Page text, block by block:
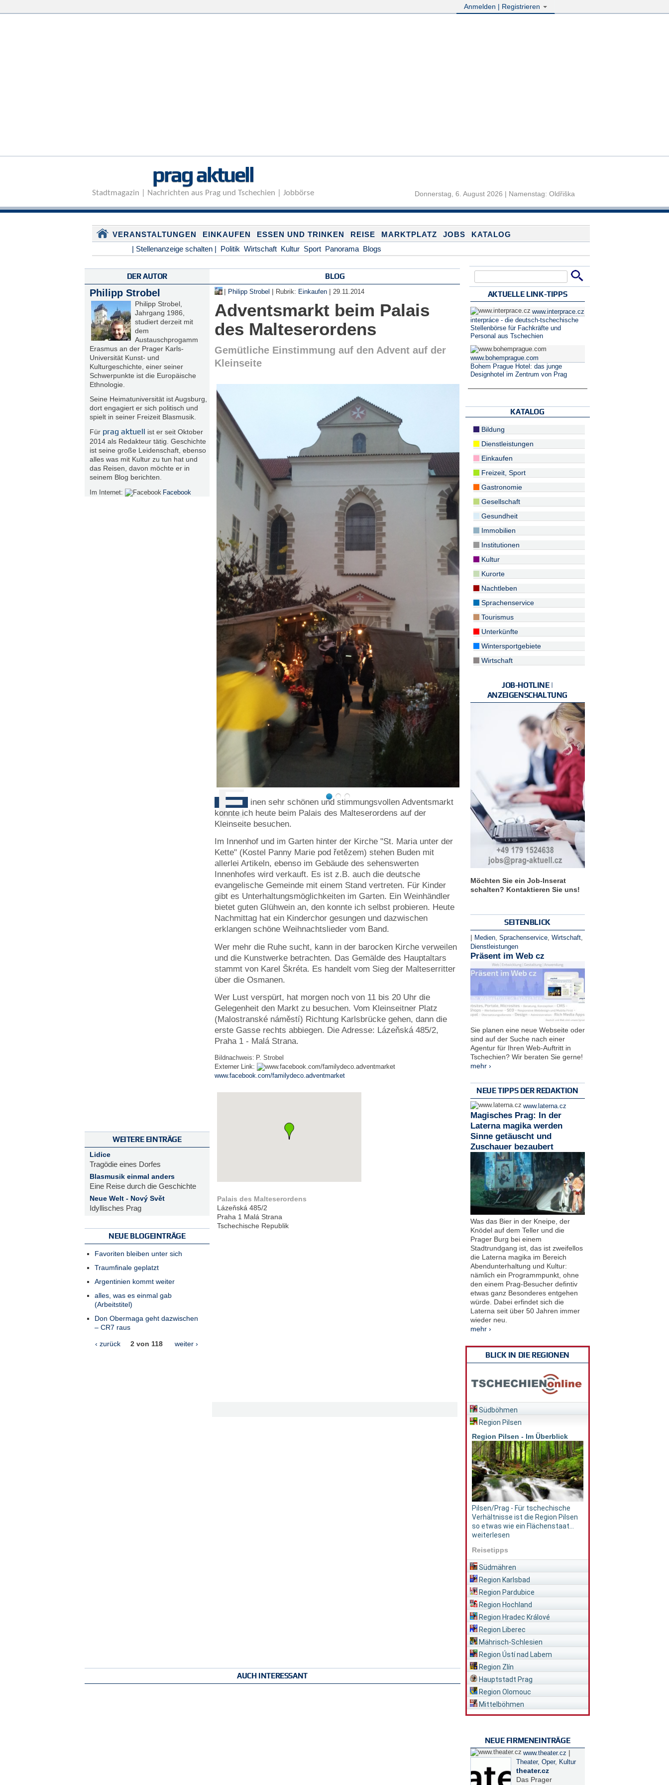
Anmelden | Registrieren
prag aktuell
Stadtmagazin | Nachrichten aus Prag und Tschechien | Jobbörse Donnerstag, 6. August 2026 | Namenstag: Oldřiška
VERANSTALTUNGEN EINKAUFEN ESSEN UND TRINKEN REISE MARKTPLATZ JOBS
KATALOG
| Stellenanzeige schalten | Politik Wirtschaft Kultur Sport Panorama Blogs
DER AUTOR
Philipp Strobel
Philipp Strobel,
Jahrgang 1986,
studiert derzeit mit
dem
Austauschprogamm
Erasmus an der Prager Karls-
Universität Kunst- und
Kulturgeschichte, einer seiner
Schwerpunkte ist die Europäische
Ethnologie.
Seine Heimatuniversität ist Augsburg,
dort engagiert er sich politisch und
spielt in seiner Freizeit Blasmusik.
Für prag aktuell ist er seit Oktober
2014 als Redakteur tätig. Geschichte
ist seine große Leidenschaft, ebenso
alles was mit Kultur zu tun hat und
das Reisen, davon möchte er in
seinem Blog berichten.
Im Internet: Facebook
WEITERE EINTRÄGE
Lidice
Tragödie eines Dorfes
Blasmusik einmal anders
Eine Reise durch die Geschichte
Neue Welt - Nový Svět
Idyllisches Prag
NEUE BLOGEINTRÄGE
Favoriten bleiben unter sich
Traumfinale geplatzt
Argentinien kommt weiter
alles, was es einmal gab
(Arbeitstitel)
Don Obermaga geht dazwischen
– CR7 raus
‹ zurück 2 von 118 weiter ›
BLOG
| Philipp Strobel | Rubrik: Einkaufen | 29.11.2014
Adventsmarkt beim Palais
des Malteserordens
Gemütliche Einstimmung auf den Advent auf der
Kleinseite
E inen sehr schönen und stimmungsvollen Adventsmarkt
konnte ich heute beim Palais des Malteserordens auf der
Kleinseite besuchen.
Im Innenhof und im Garten hinter der Kirche "St. Maria unter der
Kette" (Kostel Panny Marie pod řetězem) stehen Buden mit
allerlei Artikeln, ebenso im Gebäude des sehenswerten
Innenhofes wird verkauft. Es ist z.B. auch die deutsche
evangelische Gemeinde mit einem Stand vertreten. Für Kinder
gibt es Unterhaltungsmöglichkeiten im Garten. Ein Weinhändler
bietet guten Glühwein an, den konnte ich selbst probieren. Heute
Nachmittag hat ein Kinderchor gesungen und dazwischen
erklangen schöne Weihnachtslieder vom Band.
Wer mehr die Ruhe sucht, kann in der barocken Kirche verweilen
und die Kunstwerke betrachten. Das Gemälde des Hauptaltars
stammt von Karel Škréta. Es handelt vom Sieg der Malteserritter
über die Osmanen.
Wer Lust verspürt, hat morgen noch von 11 bis 20 Uhr die
Gelegenheit den Markt zu besuchen. Vom Kleinseitner Platz
(Malostranské náměstí) Richtung Karlsbrücke gehen, dann die
erste Gasse rechts abbiegen. Die Adresse: Lázeňská 485/2,
Praha 1 - Malá Strana.
Bildnachweis: P. Strobel
Externer Link:
www.facebook.com/familydeco.adventmarket
Palais des Malteserordens
Lázeňská 485/2
Praha 1 Malá Strana
Tschechische Republik
AUCH INTERESSANT
AKTUELLE LINK-TIPPS
www.interprace.cz
interpráce - die deutsch-tschechische
Stellenbörse für Fachkräfte und
Personal aus Tschechien
www.bohemprague.com
Bohem Prague Hotel: das junge
Designhotel im Zentrum von Prag
KATALOG
Bildung
Dienstleistungen
Einkaufen
Freizeit, Sport
Gastronomie
Gesellschaft
Gesundheit
Immobilien
Institutionen
Kultur
Kurorte
Nachtleben
Sprachenservice
Tourismus
Unterkünfte
Wintersportgebiete
Wirtschaft
JOB-HOTLINE |
ANZEIGENSCHALTUNG
Möchten Sie ein Job-Inserat
schalten? Kontaktieren Sie uns!
SEITENBLICK
| Medien, Sprachenservice, Wirtschaft,
Dienstleistungen
Präsent im Web cz
Sie planen eine neue Webseite oder
sind auf der Suche nach einer
Agentur für Ihren Web-Auftritt in
Tschechien? Wir beraten Sie gerne!
mehr ›
NEUE TIPPS DER REDAKTION
www.laterna.cz
Magisches Prag: In der
Laterna magika werden
Sinne getäuscht und
Zuschauer bezaubert
Was das Bier in der Kneipe, der
Knödel auf dem Teller und die
Prager Burg bei einem
Stadtrundgang ist, das ist zweifellos
die Laterna magika im Bereich
Abendunterhaltung und Kultur:
nämlich ein Programmpunkt, ohne
den einem Prag-Besucher defintiv
etwas ganz Besonderes entgehen
würde. Dabei erfindet sich die
Laterna seit über 50 Jahren immer
wieder neu.
mehr ›
BLICK IN DIE REGIONEN
Südböhmen
Region Pilsen
Region Pilsen - Im Überblick
Pilsen/Prag - Für tschechische
Verhältnisse ist die Region Pilsen
so etwas wie ein Flächenstaat...
weiterlesen
Reisetipps
Südmähren
Region Karlsbad
Region Pardubice
Region Hochland
Region Hradec Králové
Region Liberec
Mährisch-Schlesien
Region Ústí nad Labem
Region Zlín
Hauptstadt Prag
Region Olomouc
Mittelböhmen
NEUE FIRMENEINTRÄGE
www.theater.cz |
Theater, Oper, Kultur
theater.cz
Das Prager